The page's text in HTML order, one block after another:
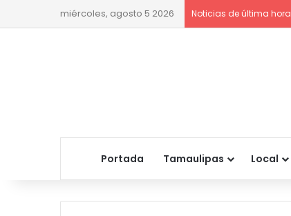
miércoles, agosto 5 2026 Noticias de última hora
Portada Tamaulipas Local